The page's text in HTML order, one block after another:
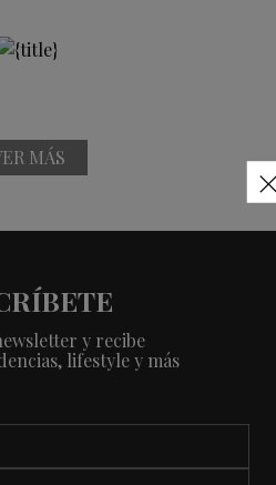
MÁS
y recibe
lifestyle y más